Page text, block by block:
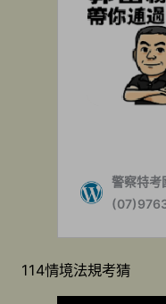
114情境法規考猜